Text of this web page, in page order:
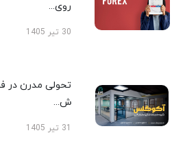
روی...
30 تیر 1405
تحولی مدرن در
ش...